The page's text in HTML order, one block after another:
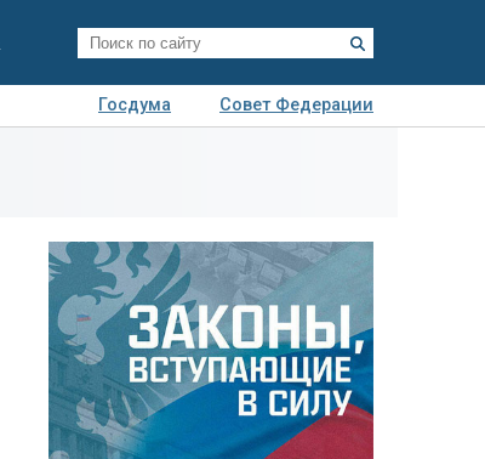
Госдума
Совет Федерации